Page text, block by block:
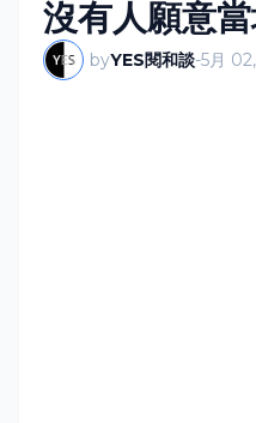
沒有人願意
byYES閱和談-5月